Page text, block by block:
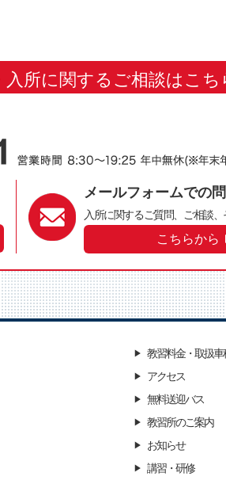
入所に関するご相談はこち
メールフォームでの
入所に関するご質問、 ご相談
こちらから
教習料金・取扱車
アクセス
無料送迎バス
教習所のご案内
お知らせ
講習・研修